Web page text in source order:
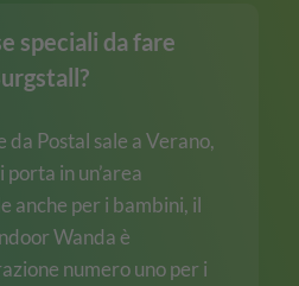
speciali da fare
Postal sale a Verano,
in un’area
anche per i bambini, il
Wanda è
numero uno per i